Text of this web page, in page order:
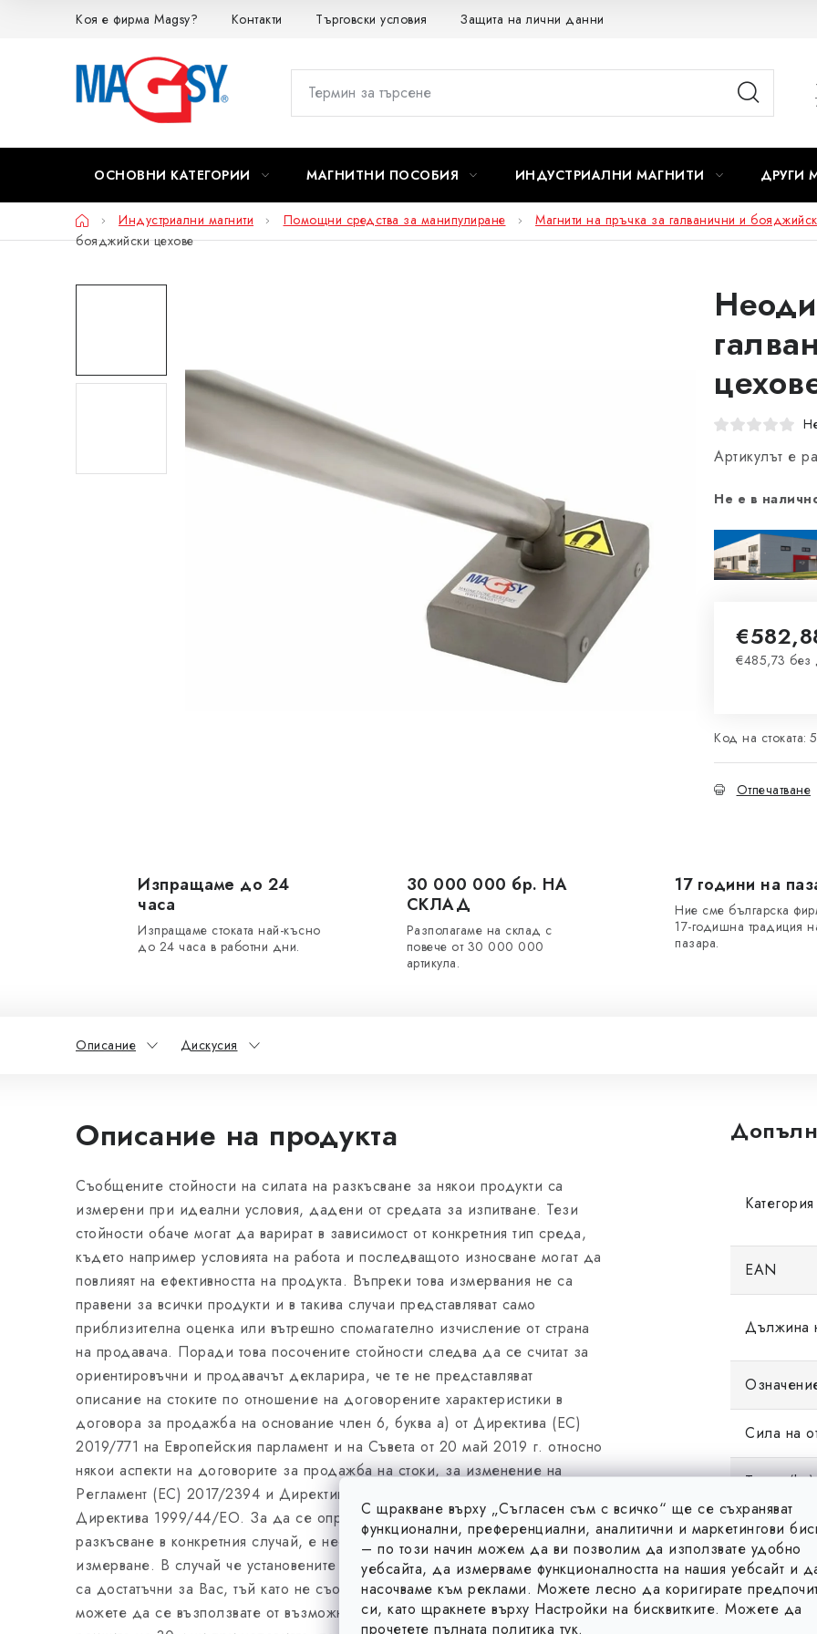
С щракване върху „Съгласен съм с всичко“ ще се съхраняват
функционални, преференциални, аналитични и маркетингови
– по този начин можем да ви позволим да използвате удобно
уебсайта, да измерваме функционалността на нашия уебсайт и
насочваме към реклами. Можете лесно да коригирате
си, като щракнете върху Настройки на бисквитките. Можете да
прочетете пълната политика тук.
ПреминаванеКоя е фирма Magsy? Контакти Търговски условия Защита на лични данни
ОСНОВНИ КАТЕГОРИИ МАГНИТНИ ПОСОБИЯ ИНДУСТРИАЛНИ МАГНИТИ ДРУГИ
НачалоИндустриални магнити Помощни средства за манипулиране
Магнити на пръчка за галванични и
бояджийски цехове
Артикулът е
Не е в
€485,73
Код на стоката:
Отпечатване
Изпращаме до 24
часа
Изпращаме стоката най-късно
до 24 часа в работни дни.
30 000 000 бр. НА
СКЛАД
Разполагаме на склад с
повече от 30 000 000
артикула.
17 години на
Ние сме българска
17-годишна традиция
пазара.
Описание Дискусия
Описание на продукта
Съобщените стойности на силата на разкъсване за някои продукти са
измерени при идеални условия, дадени от средата за изпитване. Тези
стойности обаче могат да варират в зависимост от конкретния тип среда,
където например условията на работа и последващото износване могат да
повлияят на ефективността на продукта. Въпреки това измервания не са
правени за всички продукти и в такива случаи представляват само
приблизителна оценка или вътрешно спомагателно изчисление от страна
на продавача. Поради това посочените стойности следва да се считат за
ориентировъчни и продавачът декларира, че те не представляват
описание на стоките по отношение на договорените характеристики в
договора за продажба на основание член 6, буква а) от Директива (ЕС)
2019/771 на Европейския парламент и на Съвета от 20 май 2019 г. относно
някои аспекти на договорите за продажба на стоки, за изменение на
Регламент (ЕС) 2017/2394 и Директива 2009/22/ЕО и за отмяна на
Директива 1999/44/ЕО. За да се определи точната стойност на силата на
разкъсване в конкретния случай, е необходимо да се извърши реално
измерване. В случай че установените стойности на силата на откъсване не
са достатъчни за Вас, тъй като не съответстват на посочените стойности,
можете да се възползвате от възможността за гарантирано връщане в
Категория
EAN
Дължина
Сила на
Тегло (kg)
Тип